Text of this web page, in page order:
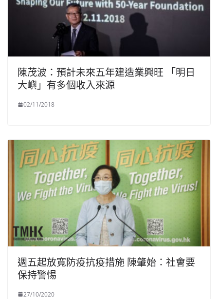
陳茂波：預計未來五年建造業興旺 「明日
大嶼」有多個收入來源
02/11/2018
週五起放寬防疫抗疫措施 陳肇始：社會要
保持警惕
27/10/2020